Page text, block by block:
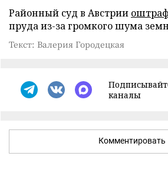
Районный суд в Австрии
пруда из-за громкого шума
Текст: Валерия Городецкая
каналы
Комментировать